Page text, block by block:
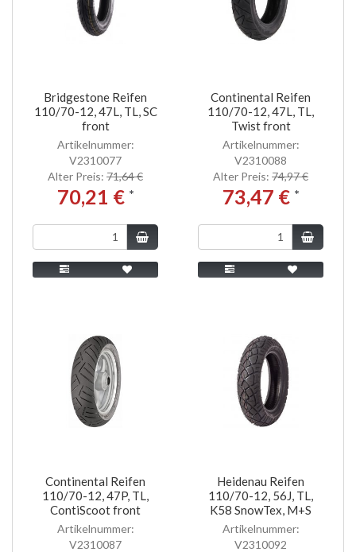
Bridgestone Reifen
110/70-12, 47L, TL, SC
front
Artikelnummer:
V2310077
Alter Preis: 71,64 €
70,21 € *
Continental Reifen
110/70-12, 47L, TL,
Twist front
Artikelnummer:
V2310088
Alter Preis: 74,97 €
73,47 € *
Continental Reifen
110/70-12, 47P, TL,
ContiScoot front
Artikelnummer:
V2310087
Heidenau Reifen
110/70-12, 56J, TL,
K58 SnowTex, M+S
Artikelnummer:
V2310092